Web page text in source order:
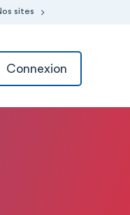
sites
Connexion